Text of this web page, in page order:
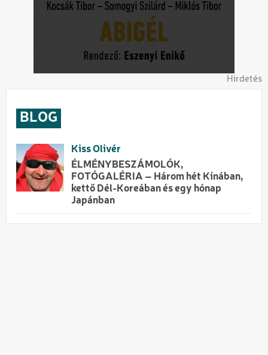
Hirdetés
BLOG
Kiss Olivér
ÉLMÉNYBESZÁMOLÓK,
FOTÓGALÉRIA – Három hét Kínában,
kettő Dél-Koreában és egy hónap
Japánban